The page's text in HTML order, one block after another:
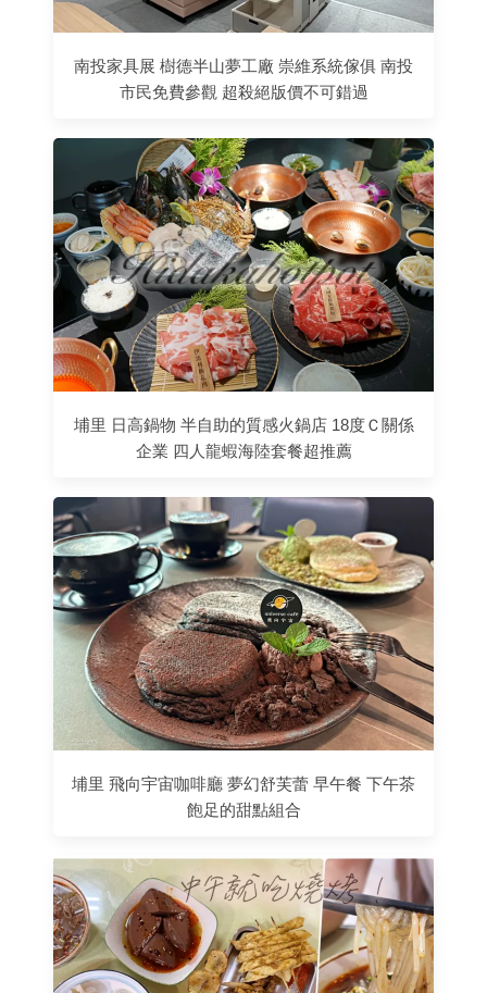
南投家具展 樹德半山夢工廠 崇維系統傢俱 南投
市民免費參觀 超殺絕版價不可錯過
埔里 日高鍋物 半自助的質感火鍋店 18度Ｃ關係
企業 四人龍蝦海陸套餐超推薦
埔里 飛向宇宙咖啡廳 夢幻舒芙蕾 早午餐 下午茶
飽足的甜點組合